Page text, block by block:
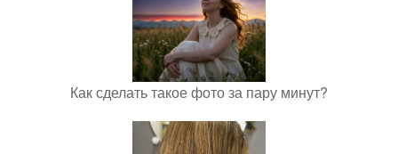
Как сделать такое фото за пару минут?